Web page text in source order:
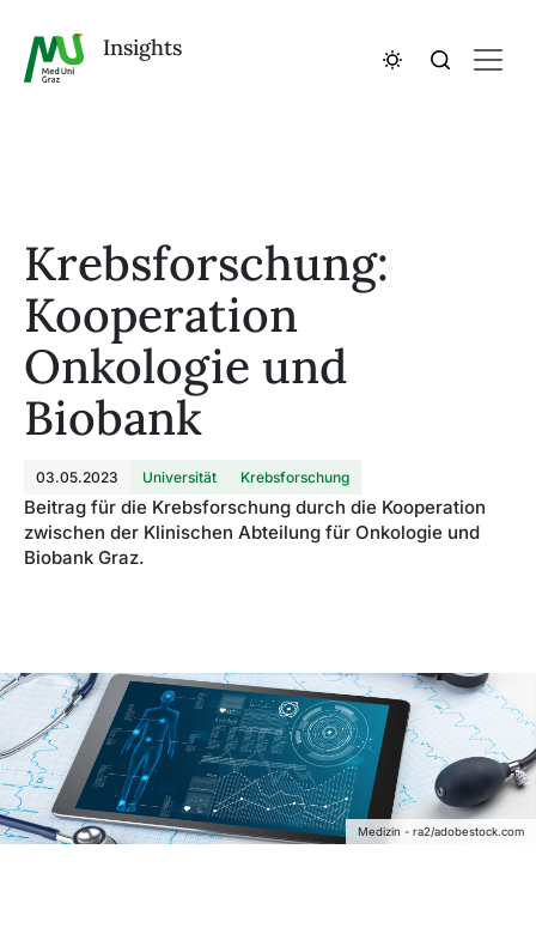
Insights
Krebsforschung:
Kooperation
Onkologie und
Biobank
03.05.2023 Universität Krebsforschung
Beitrag für die Krebsforschung durch die Kooperation
zwischen der Klinischen Abteilung für Onkologie und
Biobank Graz.
Medizin - ra2/adobestock.com